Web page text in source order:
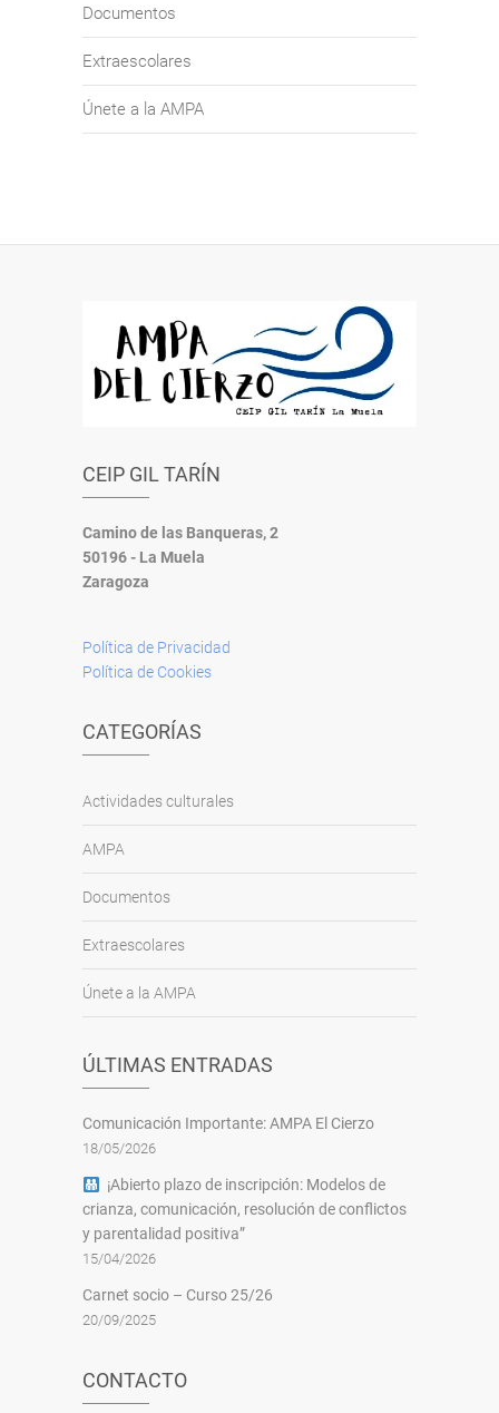
Documentos
Extraescolares
Únete a la AMPA
CEIP GIL TARÍN
Camino de las Banqueras, 2
50196 - La Muela
Zaragoza
Política de Privacidad
Política de Cookies
CATEGORÍAS
Actividades culturales
AMPA
Documentos
Extraescolares
Únete a la AMPA
ÚLTIMAS ENTRADAS
Comunicación Importante: AMPA El Cierzo
18/05/2026
¡Abierto plazo de inscripción: Modelos de
crianza, comunicación, resolución de conflictos
y parentalidad positiva”
15/04/2026
Carnet socio – Curso 25/26
20/09/2025
CONTACTO